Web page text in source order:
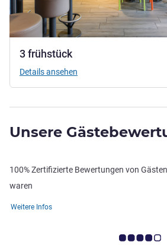
3 frühstück
Details ansehen
Unsere
100% Zertifizierte Bewertungen von
waren
Weitere Infos